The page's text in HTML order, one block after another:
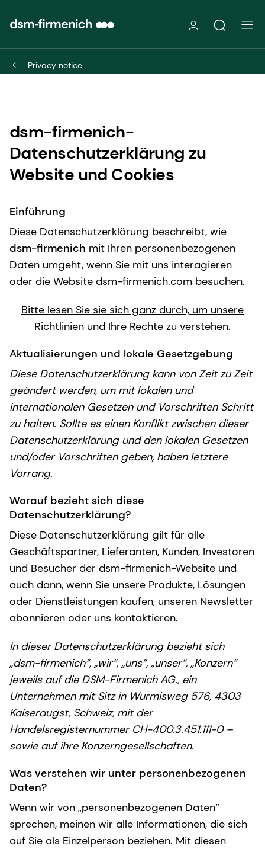
Privacy notice
dsm-firmenich-
Datenschutzerklärung zu
Website und Cookies
Einführung
Diese Datenschutzerklärung beschreibt, wie
dsm-firmenich mit Ihren personenbezogenen
Daten umgeht, wenn Sie mit uns interagieren
oder die Website dsm-firmenich.com besuchen.
Bitte lesen Sie sie sich ganz durch, um unsere
Richtlinien und Ihre Rechte zu verstehen.
Aktualisierungen und lokale Gesetzgebung
Diese Datenschutzerklärung kann von Zeit zu Zeit
geändert werden, um mit lokalen und
internationalen Gesetzen und Vorschriften Schritt
zu halten. Sollte es einen Konflikt zwischen dieser
Datenschutzerklärung und den lokalen Gesetzen
und/oder Vorschriften geben, haben letztere
Vorrang.
Worauf bezieht sich diese
Datenschutzerklärung?
Diese Datenschutzerklärung gilt für alle
Geschäftspartner, Lieferanten, Kunden, Investoren
und Besucher der dsm-firmenich-Website und
auch dann, wenn Sie unsere Produkte, Lösungen
oder Dienstleistungen kaufen, unseren Newsletter
abonnieren oder uns kontaktieren.
In dieser Datenschutzerklärung bezieht sich
„dsm-firmenich“, „wir“, „uns“, „unser“, „Konzern“
jeweils auf die DSM-Firmenich AG., ein
Unternehmen mit Sitz in Wurmisweg 576, 4303
Kaiseraugst, Schweiz, mit der
Handelsregisternummer CH-400.3.451.111-0 –
sowie auf ihre Konzerngesellschaften.
Was verstehen wir unter personenbezogenen
Daten?
Wenn wir von „personenbezogenen Daten“
sprechen, meinen wir alle Informationen, die sich
auf Sie als Einzelperson beziehen. Mit diesen